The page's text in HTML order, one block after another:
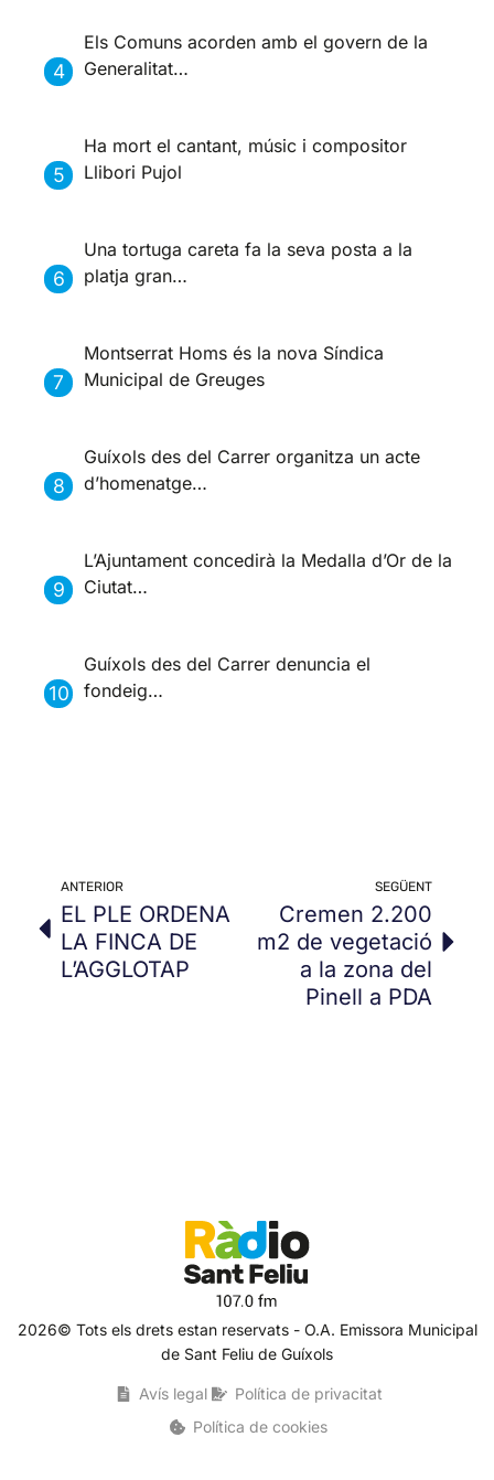
Els Comuns acorden amb el govern de la
Generalitat…
Ha mort el cantant, músic i compositor
Llibori Pujol
Una tortuga careta fa la seva posta a la
platja gran…
Montserrat Homs és la nova Síndica
Municipal de Greuges
Guíxols des del Carrer organitza un acte
d’homenatge…
L’Ajuntament concedirà la Medalla d’Or de la
Ciutat…
Guíxols des del Carrer denuncia el
fondeig…
ANTERIOR
EL PLE ORDENA
LA FINCA DE
L’AGGLOTAP
SEGÜENT
Cremen 2.200
m2 de vegetació
a la zona del
Pinell a PDA
2026© Tots els drets estan reservats - O.A. Emissora Municipal
de Sant Feliu de Guíxols
Avís legal
Política de privacitat
Política de cookies